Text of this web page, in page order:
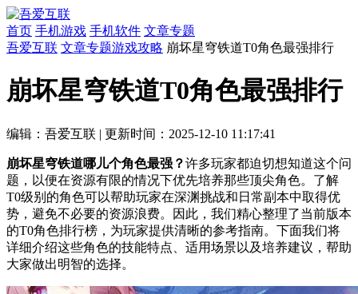
首页 手机游戏 手机软件 文章专题
吾爱互联 文章专题游戏攻略 崩坏星穹铁道T0角色最强排行
崩坏星穹铁道T0角色最强排行
编辑：吾爱互联 | 更新时间：2025-12-10 11:17:41
崩坏星穹铁道哪儿个角色最强？许多玩家都迫切想知道这个问
题，以便在资源有限的情况下优先培养那些顶尖角色。了解
T0级别的角色可以帮助玩家在深渊挑战和日常副本中取得优
势，避免不必要的资源浪费。因此，我们精心整理了当前版本
的T0角色排行榜，为玩家提供清晰的参考指南。下面我们将
详细介绍这些角色的技能特点、适用场景以及培养建议，帮助
大家做出明智的选择。